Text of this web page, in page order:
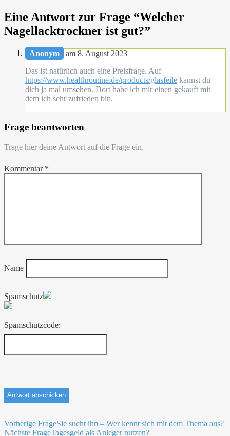
Eine Antwort zur Frage “Welcher
Nagellacktrockner ist gut?”
Anonym
am 8. August 2023
Das ist natürlich auch eine Preisfrage. Auf
https://www.healthroutine.de/products/glasfeile kannst du
dich ja mal umsehen. Dort habe ich mir einen gekauft mit
dem ich sehr zufrieden bin.
Frage beantworten
Trage hier deine Antwort auf die Frage ein.
Kommentar *
Name
Spamschutz
Spamschutzcode:
Beitragsnavigation
Vorherige FrageSie sucht ihn – Wer kennt sich mit dem Thema aus?
Nächste FrageTagesgeld als Anleger nutzen?